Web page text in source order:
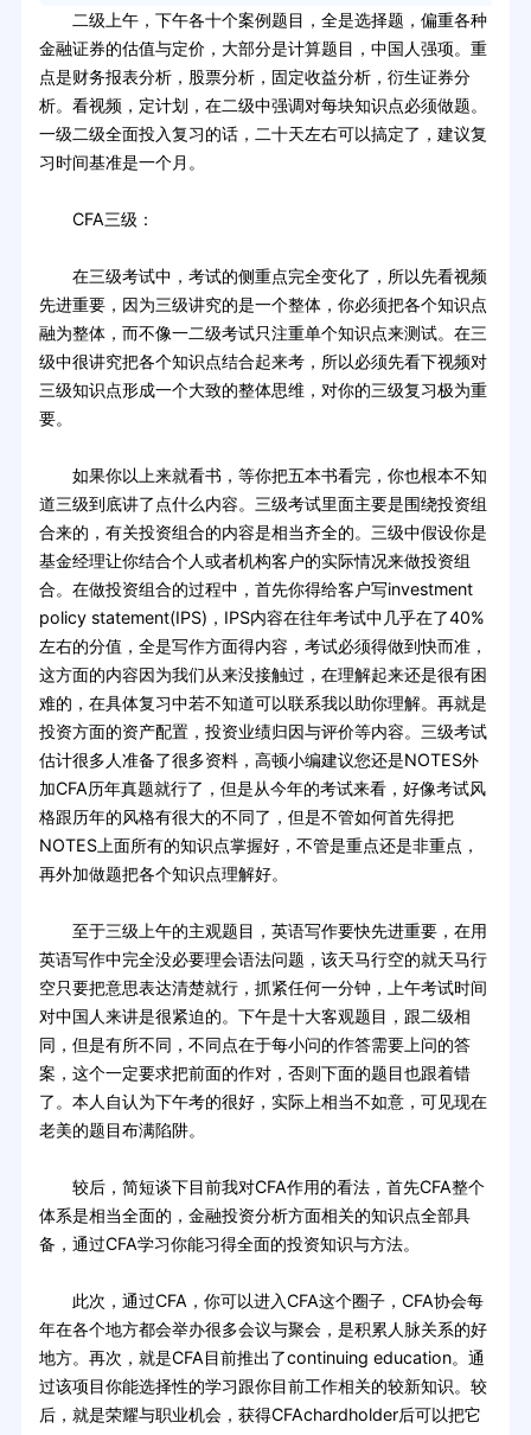
二级上午，下午各十个案例题目，全是选择题，偏重各种
金融证券的估值与定价，大部分是计算题目，中国人强项。重
点是财务报表分析，股票分析，固定收益分析，衍生证券分
析。看视频，定计划，在二级中强调对每块知识点必须做题。
一级二级全面投入复习的话，二十天左右可以搞定了，建议复
习时间基准是一个月。
CFA三级：
在三级考试中，考试的侧重点完全变化了，所以先看视频
先进重要，因为三级讲究的是一个整体，你必须把各个知识点
融为整体，而不像一二级考试只注重单个知识点来测试。在三
级中很讲究把各个知识点结合起来考，所以必须先看下视频对
三级知识点形成一个大致的整体思维，对你的三级复习极为重
要。
如果你以上来就看书，等你把五本书看完，你也根本不知
道三级到底讲了点什么内容。三级考试里面主要是围绕投资组
合来的，有关投资组合的内容是相当齐全的。三级中假设你是
基金经理让你结合个人或者机构客户的实际情况来做投资组
合。在做投资组合的过程中，首先你得给客户写investment
policy statement(IPS)，IPS内容在往年考试中几乎在了40%
左右的分值，全是写作方面得内容，考试必须得做到快而准，
这方面的内容因为我们从来没接触过，在理解起来还是很有困
难的，在具体复习中若不知道可以联系我以助你理解。再就是
投资方面的资产配置，投资业绩归因与评价等内容。三级考试
估计很多人准备了很多资料，高顿小编建议您还是NOTES外
加CFA历年真题就行了，但是从今年的考试来看，好像考试风
格跟历年的风格有很大的不同了，但是不管如何首先得把
NOTES上面所有的知识点掌握好，不管是重点还是非重点，
再外加做题把各个知识点理解好。
至于三级上午的主观题目，英语写作要快先进重要，在用
英语写作中完全没必要理会语法问题，该天马行空的就天马行
空只要把意思表达清楚就行，抓紧任何一分钟，上午考试时间
对中国人来讲是很紧迫的。下午是十大客观题目，跟二级相
同，但是有所不同，不同点在于每小问的作答需要上问的答
案，这个一定要求把前面的作对，否则下面的题目也跟着错
了。本人自认为下午考的很好，实际上相当不如意，可见现在
老美的题目布满陷阱。
较后，简短谈下目前我对CFA作用的看法，首先CFA整个
体系是相当全面的，金融投资分析方面相关的知识点全部具
备，通过CFA学习你能习得全面的投资知识与方法。
此次，通过CFA，你可以进入CFA这个圈子，CFA协会每
年在各个地方都会举办很多会议与聚会，是积累人脉关系的好
地方。再次，就是CFA目前推出了continuing education。通
过该项目你能选择性的学习跟你目前工作相关的较新知识。较
后，就是荣耀与职业机会，获得CFAchardholder后可以把它